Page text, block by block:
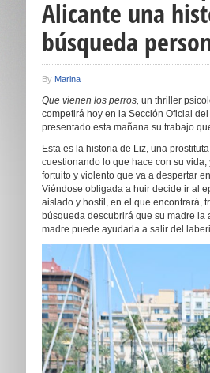
Alicante una
búsqueda
By Marina
Que vienen los perros, un thriller
competirá hoy en la Sección Oficial
presentado esta mañana su trabajo
Esta es la historia de Liz, una
cuestionando lo que hace con su
fortuito y violento que va a despertar
Viéndose obligada a huir decide ir al
aislado y hostil, en el que encontrará,
búsqueda descubrirá que su madre la
madre puede ayudarla a salir del